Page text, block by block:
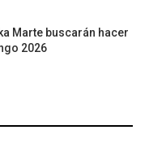
Marte buscarán hacer
2026